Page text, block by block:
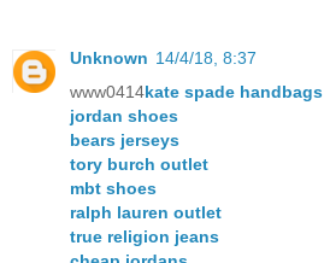
Unknown 14/4/18, 8:37
www0414kate spade handbags
jordan shoes
bears jerseys
tory burch outlet
mbt shoes
ralph lauren outlet
true religion jeans